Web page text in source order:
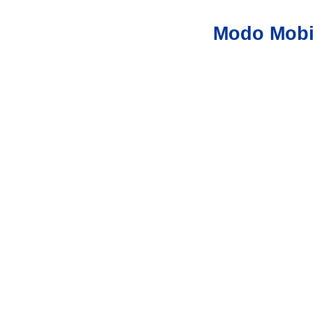
Modo